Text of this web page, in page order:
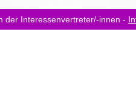
der Interessenvertreter/-innen -